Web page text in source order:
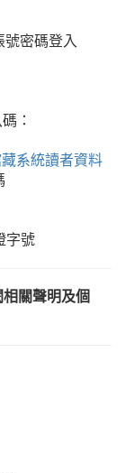
號密碼登入
：
系統讀者資料
字號
關聲明及個